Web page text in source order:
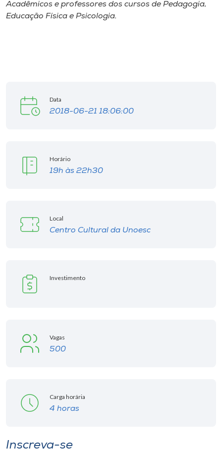
Diplomados
Biblioteca
Rádio
Unoesc
Selecione
o idioma
Acadêmicos e professores dos cursos de Pedagogia,
Educação Física e Psicologia.
Data
2018-06-21 18:06:00
Horário
19h às 22h30
Local
Centro Cultural da Unoesc
Investimento
Vagas
500
Carga horária
4 horas
Inscreva-se